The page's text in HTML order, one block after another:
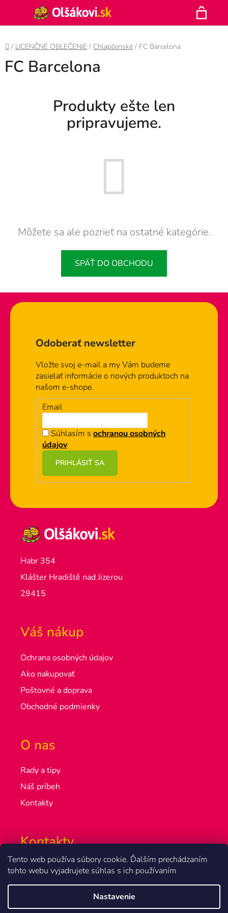
Tento web používa súbory cookie. Ďalším prechádzaním
tohto webu vyjadrujete súhlas s ich používaním
Nastavenie
obsah
Hľadať
Domov
/ LICENČNÉ OBLEČENIE / Chlapčenské / FC Barcelona
FC Barcelona
Produkty ešte len
pripravujeme.
Môžete sa ale pozrieť na ostatné kategórie.
SPÄŤ DO OBCHODU
Odoberať newsletter
Vložte svoj e-mail a my Vám budeme
zasielať informácie o nových produktoch na
našom e-shope.
Email
Súhlasím s ochranou osobných
údajov
PRIHLÁSIŤ SA
Habr 354
Klášter Hradiště nad Jizerou
29415
Váš nákup
Ochrana osobných údajov
Ako nakupovať
Poštovné a doprava
Obchodné podmienky
O nas
Rady a tipy
Náš príbeh
Kontakty
Kontakty
info@olsakovi.sk
+420 777 851 918